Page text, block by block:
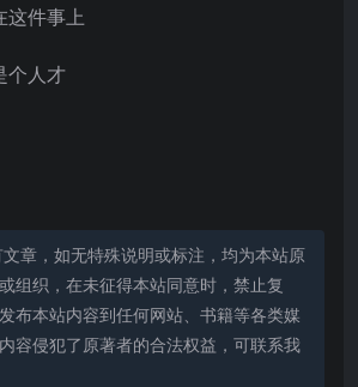
这件事上
个人才
章，如无特殊说明或标注，均为本站原
组织，在未征得本站同意时，禁止复
布本站内容到任何网站、书籍等各类媒
容侵犯了原著者的合法权益，可联系我